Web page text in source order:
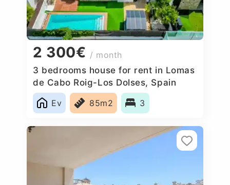
2 300€ / month
3 bedrooms house for rent in Lomas
de Cabo Roig-Los Dolses, Spain
Ev
85m2 3